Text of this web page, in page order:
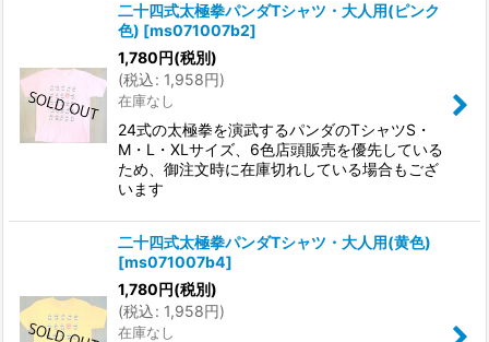
二十四式太極拳パンダTシャツ・大人用(ピンク
色) [ms071007b2]
1,780円(税別)
(税込: 1,958円)
在庫なし
24式の太極拳を演武するパンダのTシャツS・
M・L・XLサイズ、6色店頭販売を優先している
ため、御注文時に在庫切れしている場合もござ
います
二十四式太極拳パンダTシャツ・大人用(黄色)
[ms071007b4]
1,780円(税別)
(税込: 1,958円)
在庫なし